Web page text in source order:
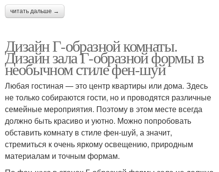
читать дальше →
Дизайн Г-образной комнаты.
Дизайн зала Г-образной формы в
необычном стиле фен-шуй
Любая гостиная — это центр квартиры или дома. Здесь
не только собираются гости, но и проводятся различные
семейные мероприятия. Поэтому в этом месте всегда
должно быть красиво и уютно. Можно попробовать
обставить комнату в стиле фен-шуй, а значит,
стремиться к очень яркому освещению, природным
материалам и точным формам.